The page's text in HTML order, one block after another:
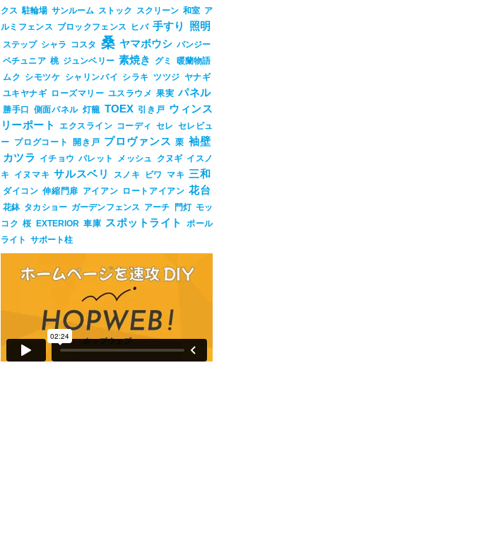
クス 駐輪場 サンルーム ストック スクリーン 和室 ア
ルミフェンス ブロックフェンス ヒバ 手すり 照明
ステップ シャラ コスタ 桑 ヤマボウシ パンジー
ペチュニア 桃 ジュンベリー 素焼き グミ
暖蘭物語
ムク シモツケ シャリンバイ シラキ ツツジ ヤナギ
ユキヤナギ ローズマリー ユスラウメ 果実 パネル
勝手口 側面パネル 灯籠 TOEX 引き戸 ウィンス
リーポート
エクスライン コーディ セレ セレビュ
ー プログコート 開き戸 プロヴァンス 栗 袖壁
カツラ
イチョウ パレット メッシュ クヌギ イスノ
キ
イヌマキ サルスベリ スノキ ビワ マキ 三和
ダイコン 伸縮門扉 アイアン ロートアイアン 花台
花鉢 タカショー ガーデンフェンス アーチ 門灯 モッ
コク 桜 EXTERIOR 車庫 スポットライト
ポール
ライト サポート柱